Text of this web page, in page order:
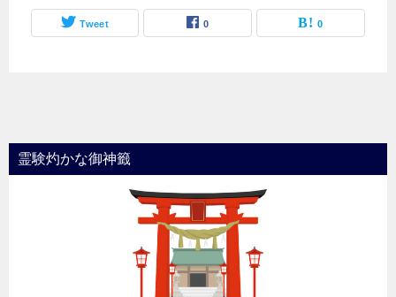
Tweet 0 0
霊験灼かな御神籤